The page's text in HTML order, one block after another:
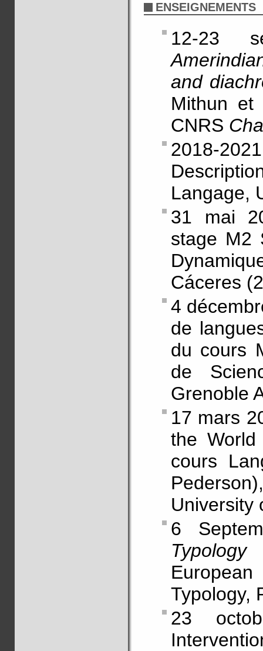
ENSEIGNEMENTS
12-23
and
Mithun et
CNRS
2018-
Langage,
31 mai
stage M2
Cáceres
4
de
du cours
de
Grenoble
17 mars
the
cours
University
6
Typology,
23